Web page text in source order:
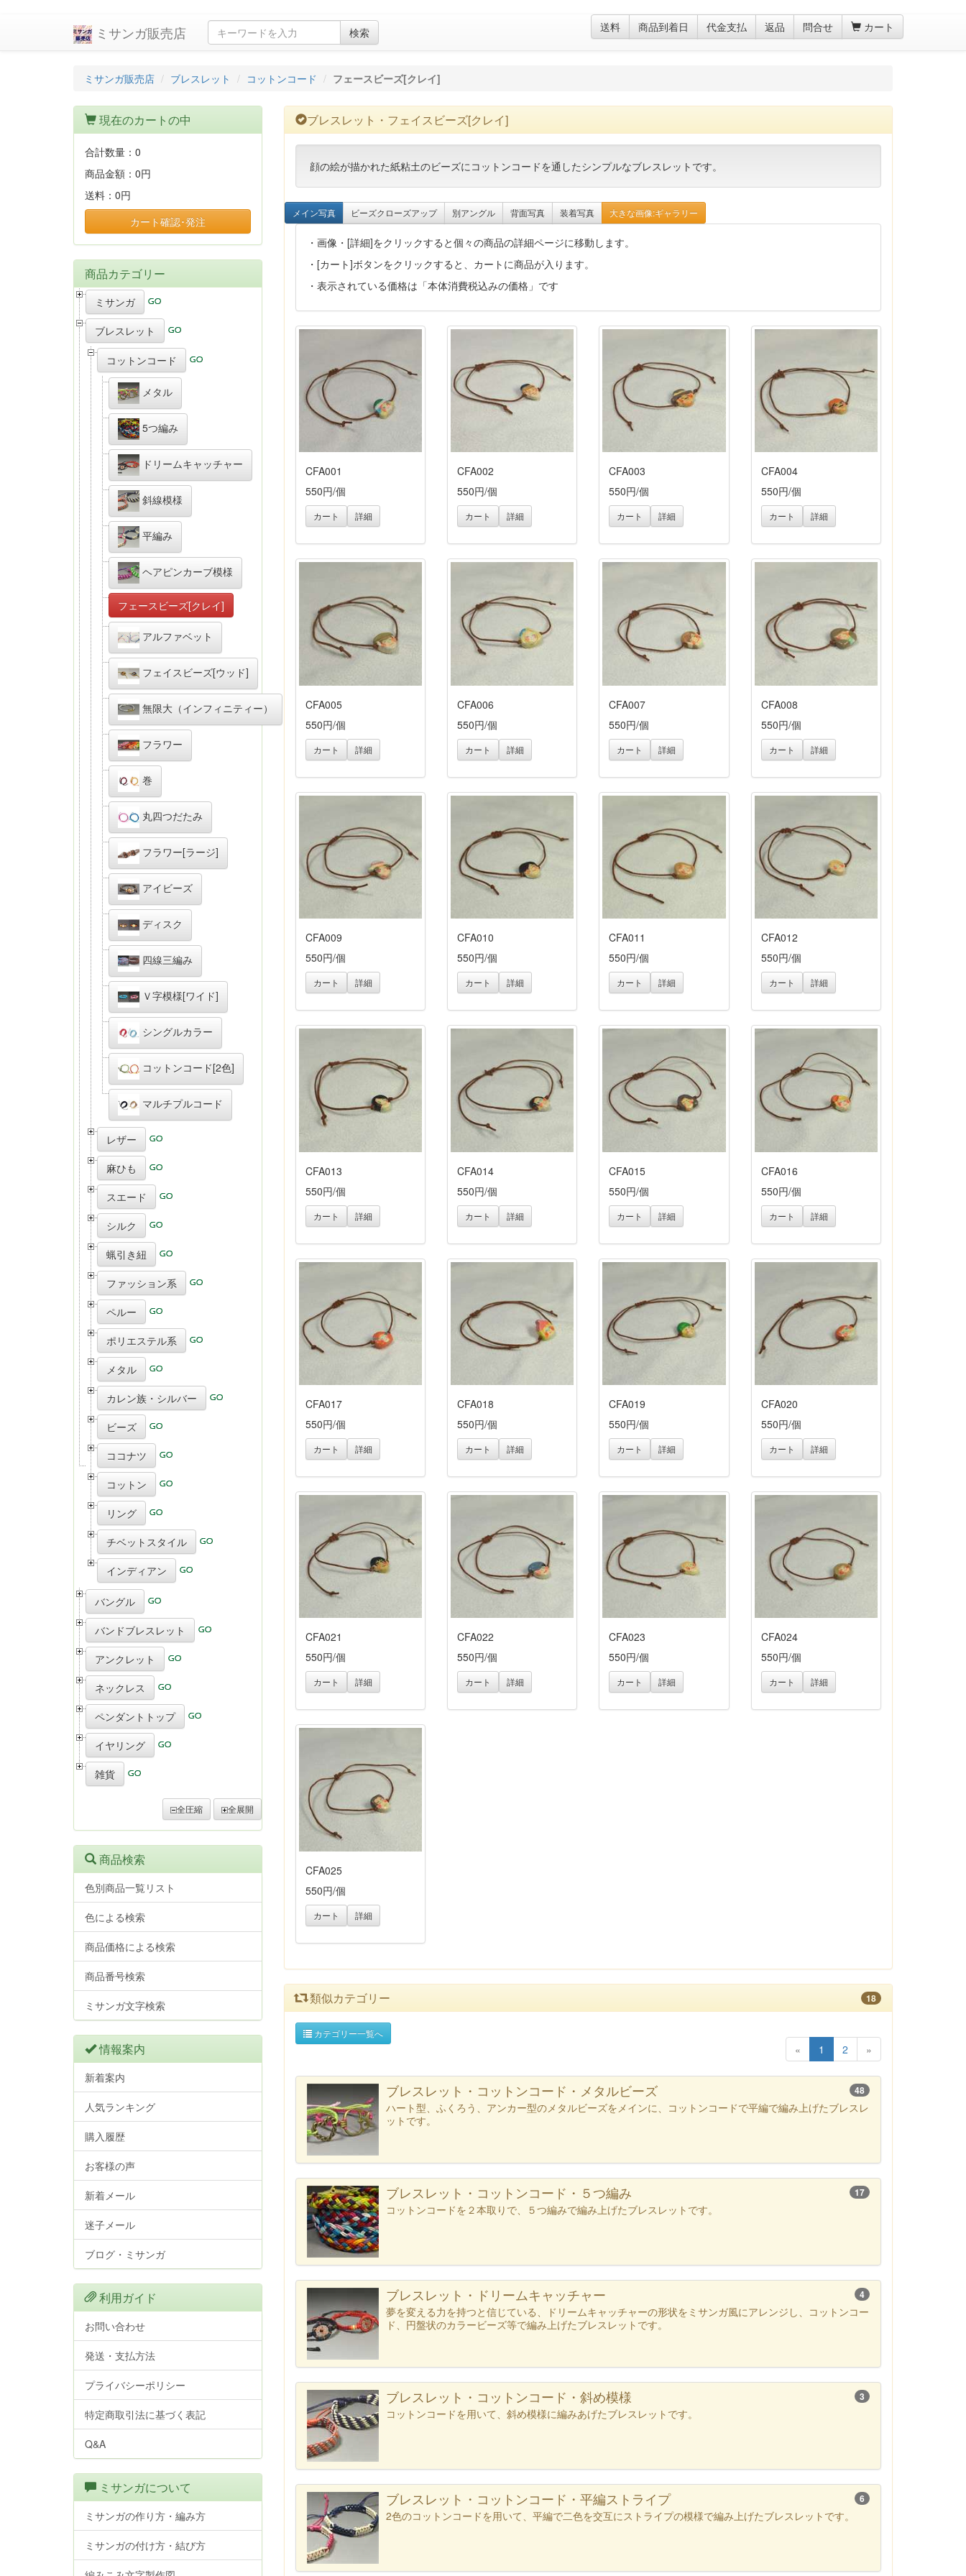
ミサンガ販売店 検索 送料 商品到着日 代金支払 返品 問合せ カート
ミサンガ販売店 ブレスレット コットンコード フェースビーズ[クレイ]
ブレスレット・フェイスビーズ[クレイ]
顔の絵が描かれた紙粘土のビーズにコットンコードを通したシンプルなブレスレットです。
メイン写真 ビーズクローズアップ 別アングル 背面写真 装着写真 大きな画像:ギャラリー
・画像・[詳細]をクリックすると個々の商品の詳細ページに移動します。
・[カート]ボタンをクリックすると、カートに商品が入ります。
・表示されている価格は「本体消費税込みの価格」です
CFA001
550円/個
カート 詳細
CFA002
550円/個
カート 詳細
CFA003
550円/個
カート 詳細
CFA004
550円/個
カート 詳細
CFA005
550円/個
カート 詳細
CFA006
550円/個
カート 詳細
CFA007
550円/個
カート 詳細
CFA008
550円/個
カート 詳細
CFA009
550円/個
カート 詳細
CFA010
550円/個
カート 詳細
CFA011
550円/個
カート 詳細
CFA012
550円/個
カート 詳細
CFA013
550円/個
カート 詳細
CFA014
550円/個
カート 詳細
CFA015
550円/個
カート 詳細
CFA016
550円/個
カート 詳細
CFA017
550円/個
カート 詳細
CFA018
550円/個
カート 詳細
CFA019
550円/個
カート 詳細
CFA020
550円/個
カート 詳細
CFA021
550円/個
カート 詳細
CFA022
550円/個
カート 詳細
CFA023
550円/個
カート 詳細
CFA024
550円/個
カート 詳細
CFA025
550円/個
カート 詳細
類似カテゴリー 18
カテゴリー一覧へ
« 1 2 »
ブレスレット・コットンコード・メタルビーズ 48
ハート型、ふくろう、アンカー型のメタルビーズをメインに、コットンコードで平編で編み上げたブレスレ
ットです。
ブレスレット・コットンコード・５つ編み 17
コットンコードを２本取りで、５つ編みで編み上げたブレスレットです。
ブレスレット・ドリームキャッチャー 4
夢を変える力を持つと信じている、ドリームキャッチャーの形状をミサンガ風にアレンジし、コットンコー
ド、円盤状のカラービーズ等で編み上げたブレスレットです。
ブレスレット・コットンコード・斜め模様 3
コットンコードを用いて、斜め模様に編みあげたブレスレットです。
ブレスレット・コットンコード・平編ストライプ 6
2色のコットンコードを用いて、平編で二色を交互にストライプの模様で編み上げたブレスレットです。
現在のカートの中
合計数量： 0
商品金額： 0円
送料： 0円
カート確認･発注
商品カテゴリー
ミサンガ
ブレスレット
コットンコード
メタル
5つ編み
ドリームキャッチャー
斜線模様
平編み
ヘアピンカーブ模様
フェースビーズ[クレイ]
アルファベット
フェイスビーズ[ウッド]
無限大（インフィニティー）
フラワー
巻
丸四つだたみ
フラワー[ラージ]
アイビーズ
ディスク
四線三編み
Ｖ字模様[ワイド]
シングルカラー
コットンコード[2色]
マルチプルコード
レザー
麻ひも
スエード
シルク
蝋引き紐
ファッション系
ペルー
ポリエステル系
メタル
カレン族・シルバー
ビーズ
ココナツ
コットン
リング
チベットスタイル
インディアン
バングル
バンドブレスレット
アンクレット
ネックレス
ペンダントトップ
イヤリング
雑貨
全圧縮 全展開
商品検索
色別商品一覧リスト
色による検索
商品価格による検索
商品番号検索
ミサンガ文字検索
情報案内
新着案内
人気ランキング
購入履歴
お客様の声
新着メール
迷子メール
ブログ・ミサンガ
利用ガイド
お問い合わせ
発送・支払方法
プライバシーポリシー
特定商取引法に基づく表記
Q&A
ミサンガについて
ミサンガの作り方・編み方
ミサンガの付け方・結び方